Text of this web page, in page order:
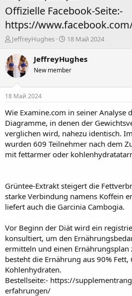
Offizielle Facebook-Seite:-
https://
А
т
о
р
е
м
ы
JeffreyHughes
Д
т
н
л
18 Май 2024
JeffreyHughes
New member
18 Май 2024
Wie Examine.com in seiner Analyse
Diagramme, in denen der
verglichen wird, nahezu identisch.
wurden 609 Teilnehmer nach dem
mit fettarmer oder
Grüntee-Extrakt steigert die
starke Verbindung namens Koffein
liefert auch die Garcinia Cambogia.
Vor Beginn der Diät wird ein
konsultiert, um den
ermitteln und einen Ernährungsplan
besteht die Ernährung aus 90%
Kohlenhydraten.
Bestellseite:- https://
erfahrungen/